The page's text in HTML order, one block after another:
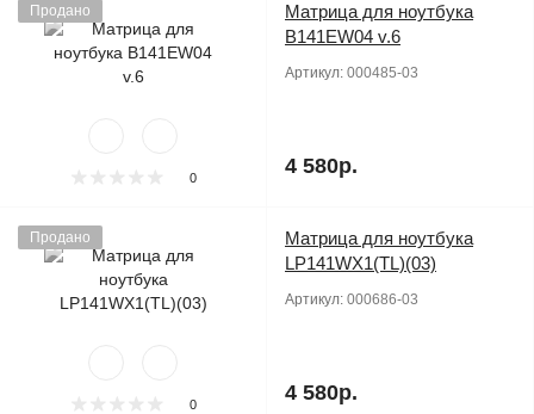
Продано
0
Матрица для ноутбука
B141EW04 v.6
Артикул: 000485-03
4 580р.
Продано
0
Матрица для ноутбука
LP141WX1(TL)(03)
Артикул: 000686-03
4 580р.